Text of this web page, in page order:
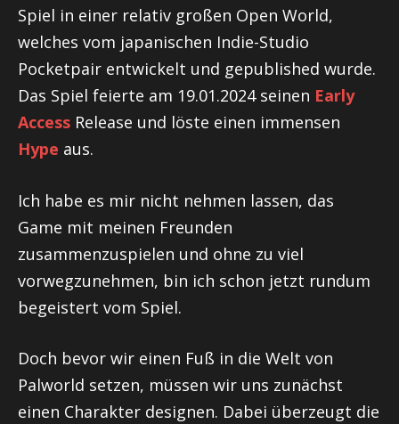
Spiel in einer relativ großen Open World,
welches vom japanischen Indie-Studio
Pocketpair entwickelt und gepublished wurde.
Das Spiel feierte am 19.01.2024 seinen Early
Access Release und löste einen immensen
Hype aus.
Ich habe es mir nicht nehmen lassen, das
Game mit meinen Freunden
zusammenzuspielen und ohne zu viel
vorwegzunehmen, bin ich schon jetzt rundum
begeistert vom Spiel.
Doch bevor wir einen Fuß in die Welt von
Palworld setzen, müssen wir uns zunächst
einen Charakter designen. Dabei überzeugt die